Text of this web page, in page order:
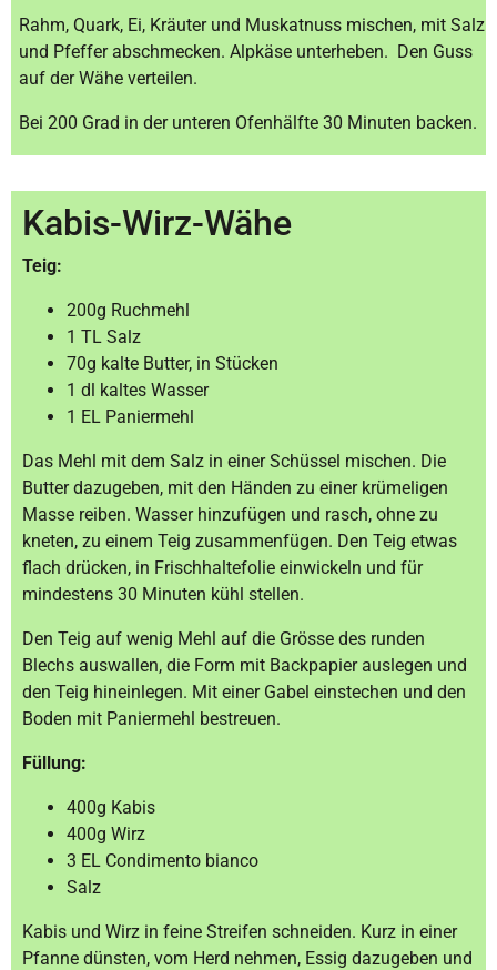
Rahm, Quark, Ei, Kräuter und Muskatnuss mischen, mit Salz
und Pfeffer abschmecken. Alpkäse unterheben. Den Guss
auf der Wähe verteilen.
Bei 200 Grad in der unteren Ofenhälfte 30 Minuten backen.
Kabis-Wirz-Wähe
Teig:
200g Ruchmehl
1 TL Salz
70g kalte Butter, in Stücken
1 dl kaltes Wasser
1 EL Paniermehl
Das Mehl mit dem Salz in einer Schüssel mischen. Die
Butter dazugeben, mit den Händen zu einer krümeligen
Masse reiben. Wasser hinzufügen und rasch, ohne zu
kneten, zu einem Teig zusammenfügen. Den Teig etwas
flach drücken, in Frischhaltefolie einwickeln und für
mindestens 30 Minuten kühl stellen.
Den Teig auf wenig Mehl auf die Grösse des runden
Blechs auswallen, die Form mit Backpapier auslegen und
den Teig hineinlegen. Mit einer Gabel einstechen und den
Boden mit Paniermehl bestreuen.
Füllung:
400g Kabis
400g Wirz
3 EL Condimento bianco
Salz
Kabis und Wirz in feine Streifen schneiden. Kurz in einer
Pfanne dünsten, vom Herd nehmen, Essig dazugeben und